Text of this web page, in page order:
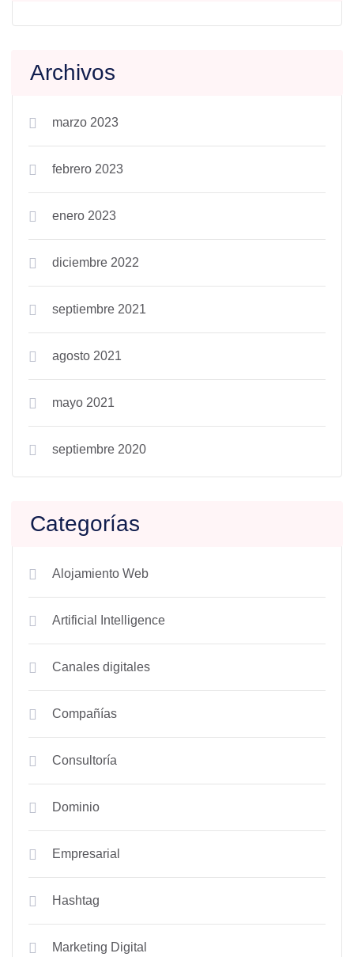
Archivos
marzo 2023
febrero 2023
enero 2023
diciembre 2022
septiembre 2021
agosto 2021
mayo 2021
septiembre 2020
Categorías
Alojamiento Web
Artificial Intelligence
Canales digitales
Compañías
Consultoría
Dominio
Empresarial
Hashtag
Marketing Digital